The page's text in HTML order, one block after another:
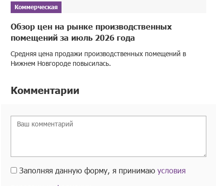
Коммерческая
Обзор цен на рынке производственных
помещений за июль 2026 года
Средняя цена продажи производственных помещений в
Нижнем Новгороде повысилась.
Комментарии
Заполняя данную форму, я принимаюусловия